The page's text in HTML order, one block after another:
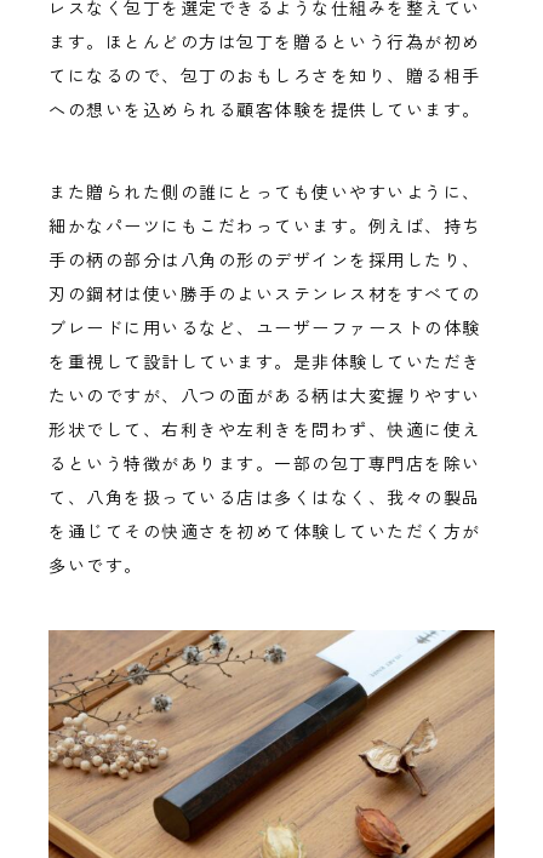
レスなく包丁を選定できるような仕組みを整えてい
ます。ほとんどの方は包丁を贈るという行為が初め
てになるので、包丁のおもしろさを知り、贈る相手
への想いを込められる顧客体験を提供しています。
また贈られた側の誰にとっても使いやすいように、
細かなパーツにもこだわっています。例えば、持ち
手の柄の部分は八角の形のデザインを採用したり、
刃の鋼材は使い勝手のよいステンレス材をすべての
ブレードに用いるなど、ユーザーファーストの体験
を重視して設計しています。是非体験していただき
たいのですが、八つの面がある柄は大変握りやすい
形状でして、右利きや左利きを問わず、快適に使え
るという特徴があります。一部の包丁専門店を除い
て、八角を扱っている店は多くはなく、我々の製品
を通じてその快適さを初めて体験していただく方が
多いです。